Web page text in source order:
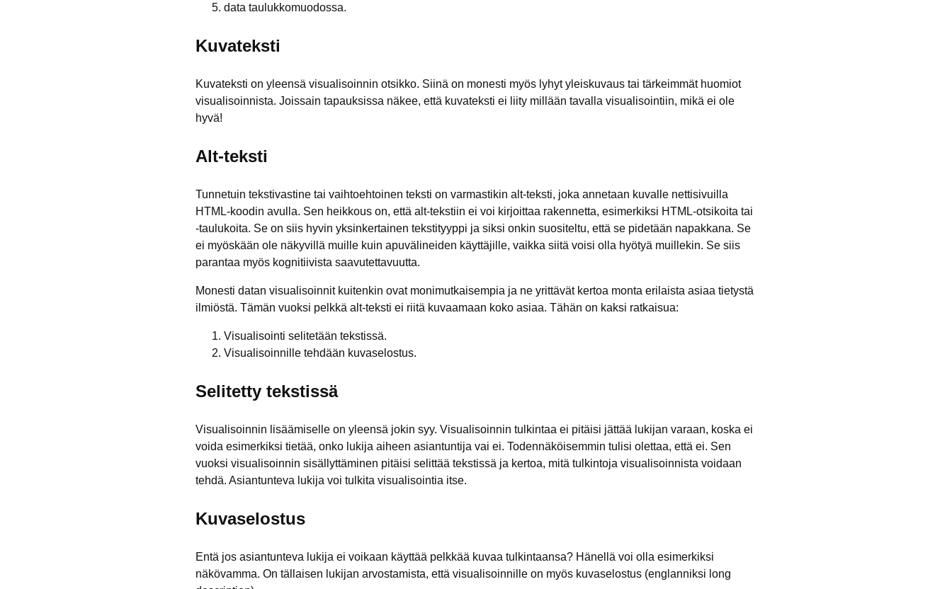
data taulukkomuodossa.
Kuvateksti
Kuvateksti on yleensä visualisoinnin otsikko. Siinä on monesti myös lyhyt yleiskuvaus tai tärkeimmät huomiot
visualisoinnista. Joissain tapauksissa näkee, että kuvateksti ei liity millään tavalla visualisointiin, mikä ei ole
hyvä!
Alt-teksti
Tunnetuin tekstivastine tai vaihtoehtoinen teksti on varmastikin alt-teksti, joka annetaan kuvalle nettisivuilla
HTML-koodin avulla. Sen heikkous on, että alt-tekstiin ei voi kirjoittaa rakennetta, esimerkiksi HTML-otsikoita tai
-taulukoita. Se on siis hyvin yksinkertainen tekstityyppi ja siksi onkin suositeltu, että se pidetään napakkana. Se
ei myöskään ole näkyvillä muille kuin apuvälineiden käyttäjille, vaikka siitä voisi olla hyötyä muillekin. Se siis
parantaa myös kognitiivista saavutettavuutta.
Monesti datan visualisoinnit kuitenkin ovat monimutkaisempia ja ne yrittävät kertoa monta erilaista asiaa tietystä
ilmiöstä. Tämän vuoksi pelkkä alt-teksti ei riitä kuvaamaan koko asiaa. Tähän on kaksi ratkaisua:
Visualisointi selitetään tekstissä.
Visualisoinnille tehdään kuvaselostus.
Selitetty tekstissä
Visualisoinnin lisäämiselle on yleensä jokin syy. Visualisoinnin tulkintaa ei pitäisi jättää lukijan varaan, koska ei
voida esimerkiksi tietää, onko lukija aiheen asiantuntija vai ei. Todennäköisemmin tulisi olettaa, että ei. Sen
vuoksi visualisoinnin sisällyttäminen pitäisi selittää tekstissä ja kertoa, mitä tulkintoja visualisoinnista voidaan
tehdä. Asiantunteva lukija voi tulkita visualisointia itse.
Kuvaselostus
Entä jos asiantunteva lukija ei voikaan käyttää pelkkää kuvaa tulkintaansa? Hänellä voi olla esimerkiksi
näkövamma. On tällaisen lukijan arvostamista, että visualisoinnille on myös kuvaselostus (englanniksi long